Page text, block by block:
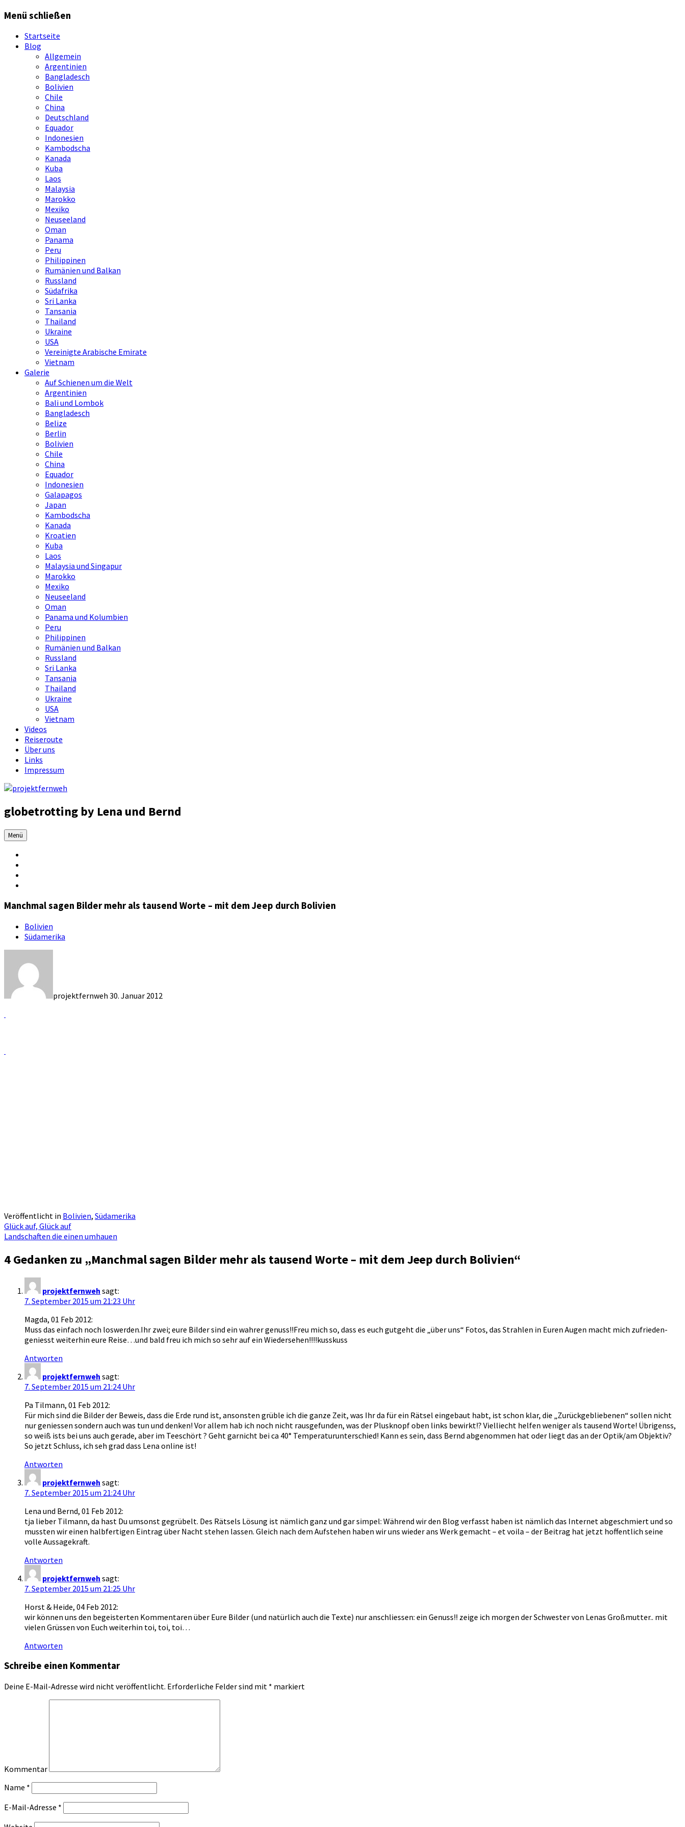
Springe
Inhalt
Menü schließen
Startseite
Blog
Allgemein
Argentinien
Bangladesch
Bolivien
Chile
China
Deutschland
Equador
Indonesien
Kambodscha
Kanada
Kuba
Laos
Malaysia
Marokko
Mexiko
Neuseeland
Oman
Panama
Peru
Philippinen
Rumänien und Balkan
Russland
Südafrika
Sri Lanka
Tansania
Thailand
Ukraine
USA
Vereinigte Arabische Emirate
Vietnam
Galerie
Auf Schienen um die Welt
Argentinien
Bali und Lombok
Bangladesch
Belize
Berlin
Bolivien
Chile
China
Equador
Indonesien
Galapagos
Japan
Kambodscha
Kanada
Kroatien
Kuba
Laos
Malaysia und Singapur
Marokko
Mexiko
Neuseeland
Oman
Panama und Kolumbien
Peru
Philippinen
Rumänien und Balkan
Russland
Sri Lanka
Tansania
Thailand
Ukraine
USA
Vietnam
Videos
Reiseroute
Über uns
Links
Impressum
globetrotting by Lena und Bernd
Menü
Manchmal sagen Bilder mehr als tausend Worte – mit dem Jeep durch Bolivien
Bolivien
Südamerika
projektfernweh 30. Januar 2012
Veröffentlicht in Bolivien, Südamerika
Artikel-
Navigation
Glück auf, Glück auf
Landschaften die einen umhauen
4 Gedanken zu „Manchmal sagen Bilder mehr als tausend Worte – mit dem Jeep durch Bolivien“
projektfernweh sagt:
7. September 2015 um 21:23 Uhr
Magda, 01 Feb 2012:
Muss das einfach noch loswerden.Ihr zwei; eure Bilder sind ein wahrer genuss!!Freu mich so, dass es euch gutgeht die „über uns“ Fotos, das Strahlen in Euren Augen macht mich zufrieden-
geniesst weiterhin eure Reise…und bald freu ich mich so sehr auf ein Wiedersehen!!!!kusskuss
Antworten
projektfernweh sagt:
7. September 2015 um 21:24 Uhr
Pa Tilmann, 01 Feb 2012:
Für mich sind die Bilder der Beweis, dass die Erde rund ist, ansonsten grüble ich die ganze Zeit, was Ihr da für ein Rätsel eingebaut habt, ist schon klar, die „Zurückgebliebenen“ sollen nicht
nur geniessen sondern auch was tun und denken! Vor allem hab ich noch nicht rausgefunden, was der Plusknopf oben links bewirkt!? Vielliecht helfen weniger als tausend Worte! Übrigenss,
so weiß ists bei uns auch gerade, aber im Teeschört ? Geht garnicht bei ca 40° Temperaturunterschied! Kann es sein, dass Bernd abgenommen hat oder liegt das an der Optik/am Objektiv?
So jetzt Schluss, ich seh grad dass Lena online ist!
Antworten
projektfernweh sagt:
7. September 2015 um 21:24 Uhr
Lena und Bernd, 01 Feb 2012:
tja lieber Tilmann, da hast Du umsonst gegrübelt. Des Rätsels Lösung ist nämlich ganz und gar simpel: Während wir den Blog verfasst haben ist nämlich das Internet abgeschmiert und so
mussten wir einen halbfertigen Eintrag über Nacht stehen lassen. Gleich nach dem Aufstehen haben wir uns wieder ans Werk gemacht – et voila – der Beitrag hat jetzt hoffentlich seine
volle Aussagekraft.
Antworten
projektfernweh sagt:
7. September 2015 um 21:25 Uhr
Horst & Heide, 04 Feb 2012:
wir können uns den begeisterten Kommentaren über Eure Bilder (und natürlich auch die Texte) nur anschliessen: ein Genuss!! zeige ich morgen der Schwester von Lenas Großmutter.. mit
vielen Grüssen von Euch weiterhin toi, toi, toi…
Antworten
Schreibe einen Kommentar
Deine E-Mail-Adresse wird nicht veröffentlicht. Erforderliche Felder sind mit * markiert
Kommentar
Name *
E-Mail-Adresse *